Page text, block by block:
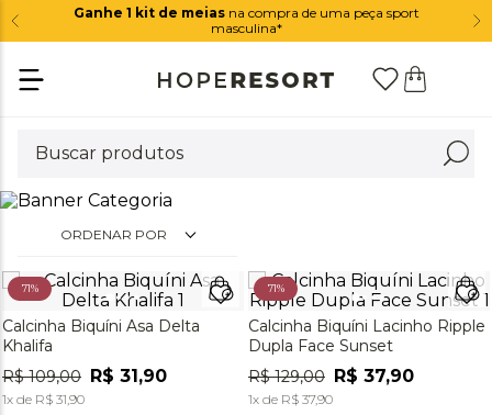
Ganhe 1 kit de meiasna compra de uma peça sport
masculina*
ORDENAR POR
71%
Calcinha Biquíni Asa Delta
Khalifa
R$ 109,00 R$ 31 ,90
1x de R$ 31,90
71%
Calcinha Biquíni Lacinho Ripple
Dupla Face Sunset
R$ 129,00 R$ 37,90
1x de R$ 37,90